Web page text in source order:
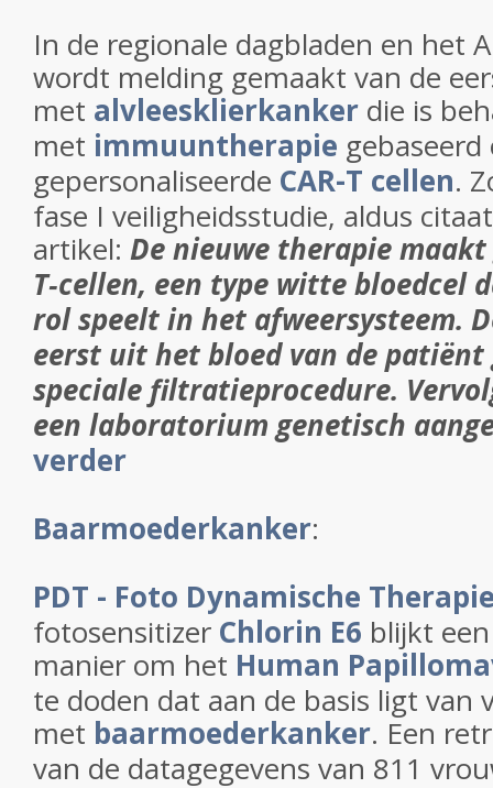
In de regionale dagbladen en het
wordt melding gemaakt van de
met alvleesklierkanker die is
met immuuntherapie gebaseerd
gepersonaliseerde CAR-T cellen.
fase I veiligheidsstudie, aldus
artikel: De nieuwe therapie
T‑cellen, een type witte bloedcel
rol speelt in het afweersysteem.
eerst uit het bloed van de patiënt
speciale filtratieprocedure.
een laboratorium genetisch
verder
Baarmoederkanker:
PDT - Foto Dynamische
fotosensitizer Chlorin E6 blijkt
manier om het Human
te doden dat aan de basis ligt van
met baarmoederkanker. Een
van de datagegevens van 811